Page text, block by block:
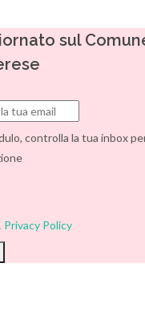
sul
controlla la tua inbox
Privacy Policy